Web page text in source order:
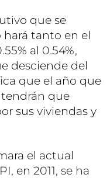
que se
hará tanto en el
al 0.54%,
desciende del
que el año que
que
sus viviendas y
el actual
en 2011, se ha